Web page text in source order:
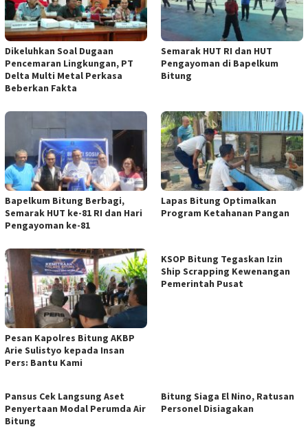
Dikeluhkan Soal Dugaan
Pencemaran Lingkungan, PT
Delta Multi Metal Perkasa
Beberkan Fakta
Semarak HUT RI dan HUT
Pengayoman di Bapelkum
Bitung
‎Bapelkum Bitung Berbagi,
Semarak HUT ke-81 RI dan Hari
Pengayoman ke-81
Lapas Bitung Optimalkan
Program Ketahanan Pangan
Pesan Kapolres Bitung AKBP
Arie Sulistyo kepada Insan
Pers: Bantu Kami
KSOP Bitung Tegaskan Izin
Ship Scrapping Kewenangan
Pemerintah Pusat
Pansus Cek Langsung Aset
Penyertaan Modal Perumda Air
Bitung
Bitung Siaga El Nino, Ratusan
Personel Disiagakan